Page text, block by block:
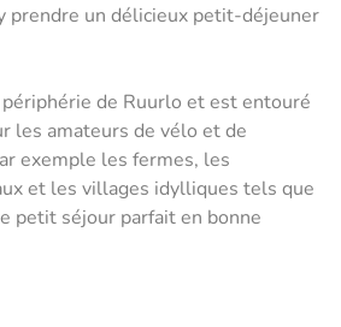
prendre un délicieux petit-déjeuner
de Ruurlo et est entouré
les amateurs de vélo et de
exemple les fermes, les
et les villages idylliques tels que
petit séjour parfait en bonne